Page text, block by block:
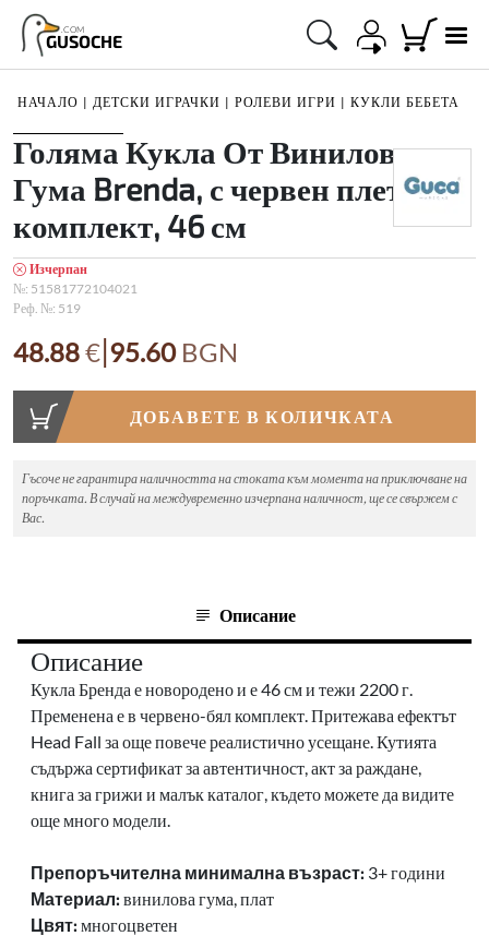
GUSOCHE
.COM
НАЧАЛО | ДЕТСКИ ИГРАЧКИ | РОЛЕВИ ИГРИ | КУКЛИ БЕБЕТА
1/1
Голяма Кукла От Винилова
Гума Brenda, с червен плетен
комплект, 46 см
Изчерпан
№: 51581772104021
Реф. №: 519
48.88€|95.60 BGN
ДОБАВЕТЕ В КОЛИЧКАТА
Гъсоче не гарантира наличността на стоката към момента на приключване на
поръчката. В случай на междувременно изчерпана наличност, ще се свържем с
Вас.
Описание
Описание
Кукла Бренда е новородено и е 46 см и тежи 2200 г.
Пременена е в червено-бял комплект.Притежава ефектът
Head Fall за още повече реалистично усещане. Кутията
съдържа сертификат за автентичност, акт за раждане,
книга за грижи и малък каталог, където можете да видите
още много модели.
Препоръчителна минимална възраст: 3+ години
Материал: винилова гума, плат
Цвят: многоцветен